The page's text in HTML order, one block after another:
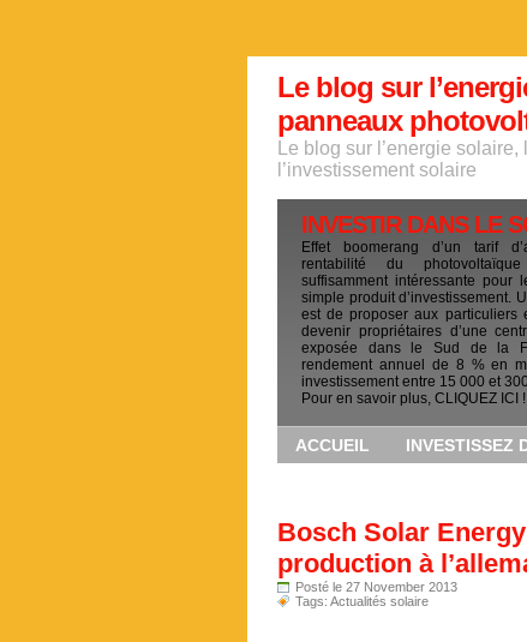
Le blog sur
panneaux
Le blog sur l’energie
l’investissement solaire
INVESTIR DANS LE
Effet boomerang d’un tarif
rentabilité du
suffisamment intéressante pour
simple produit d’investissement.
est de proposer aux particuliers
devenir propriétaires d’une
exposée dans le Sud de la
rendement annuel de 8 % en
investissement entre 15 000 et
Pour en savoir plus, CLIQUEZ ICI !
ACCUEIL INVESTISSEZ
Bosch Solar
production à
Posté le 27 November 2013
Tags: Actualités solaire